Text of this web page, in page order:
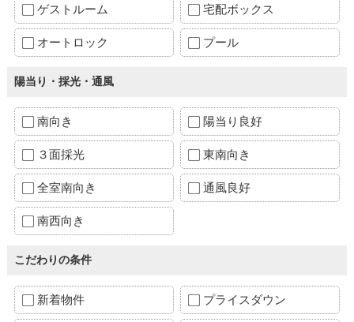
ゲストルーム 宅配ボックス
オートロック プール
陽当り・採光・通風
南向き 陽当り良好
３面採光 東南向き
全室南向き 通風良好
南西向き
こだわりの条件
新着物件 プライスダウン